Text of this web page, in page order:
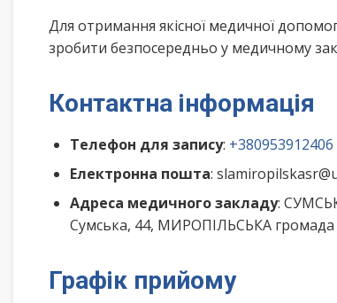
Для отримання якісної медичної
зробити безпосередньо у медичному
Контактна інформація
Телефон для запису: +380953912406
Електронна пошта:
Адреса медичного закладу:
Сумська, 44, МИРОПІЛЬСЬКА громада
Графік прийому